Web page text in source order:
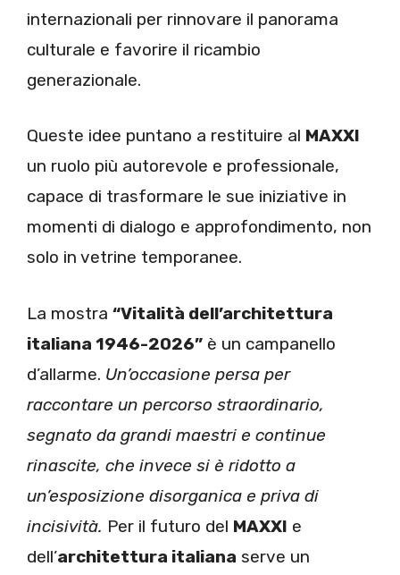
internazionali per rinnovare il panorama
culturale e favorire il ricambio
generazionale.
Queste idee puntano a restituire al MAXXI
un ruolo più autorevole e professionale,
capace di trasformare le sue iniziative in
momenti di dialogo e approfondimento, non
solo in vetrine temporanee.
La mostra “Vitalità dell’architettura
italiana 1946-2026” è un campanello
d’allarme. Un’occasione persa per
raccontare un percorso straordinario,
segnato da grandi maestri e continue
rinascite, che invece si è ridotto a
un’esposizione disorganica e priva di
incisività. Per il futuro del MAXXI e
dell’architettura italiana serve un